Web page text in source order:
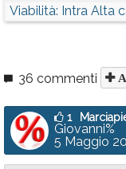
Viabilità: Intra Alta
36 commenti
1
Giovanni%
5 Maggio